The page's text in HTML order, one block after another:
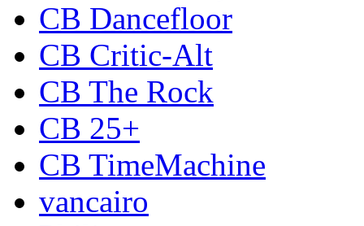
CB Dancefloor
CB Critic-Alt
CB The Rock
CB 25+
CB TimeMachine
vancairo